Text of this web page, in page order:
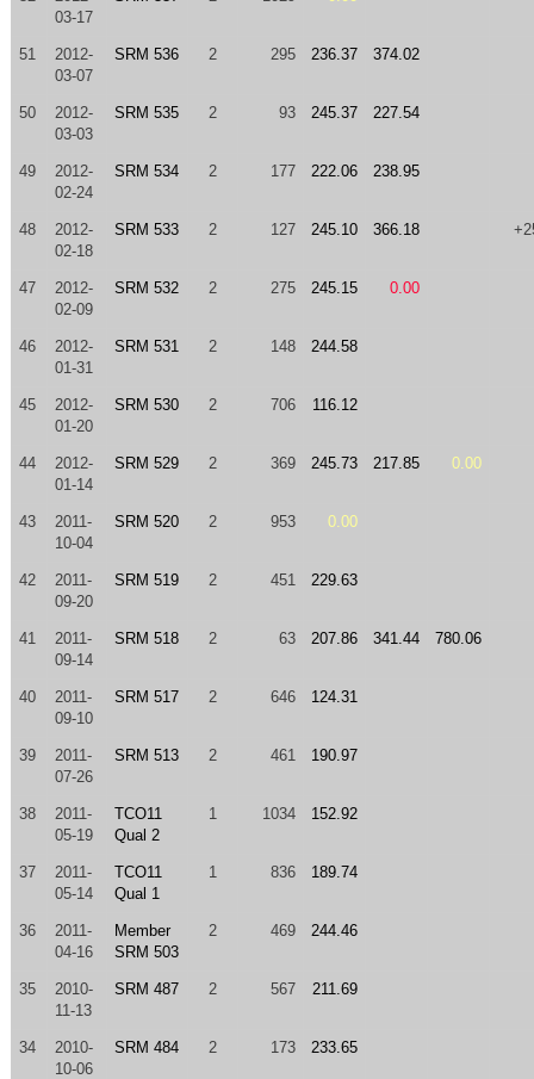
03-17
51
2012-
03-07
SRM 536 2 295 236.37 374.02
50
2012-
03-03
SRM 535 2 93 245.37 227.54
49
2012-
02-24
SRM 534 2 177 222.06 238.95
48
2012-
02-18
SRM 533 2 127 245.10 366.18
47
2012-
02-09
SRM 532 2 275 245.15 0.00
46
2012-
01-31
SRM 531 2 148 244.58
45
2012-
01-20
SRM 530 2 706 116.12
44
2012-
01-14
SRM 529 2 369 245.73 217.85 0.00
43
2011-
10-04
SRM 520 2 953 0.00
42
2011-
09-20
SRM 519 2 451 229.63
41
2011-
09-14
SRM 518 2 63 207.86 341.44 780.06
40
2011-
09-10
SRM 517 2 646 124.31
39
2011-
07-26
SRM 513 2 461 190.97
38
2011-
05-19
TCO11
Qual 2
1 1034 152.92
37
2011-
05-14
TCO11
Qual 1
1 836 189.74
36
2011-
04-16
Member
SRM 503
2 469 244.46
35
2010-
11-13
SRM 487 2 567 211.69
34
2010-
10-06
SRM 484 2 173 233.65